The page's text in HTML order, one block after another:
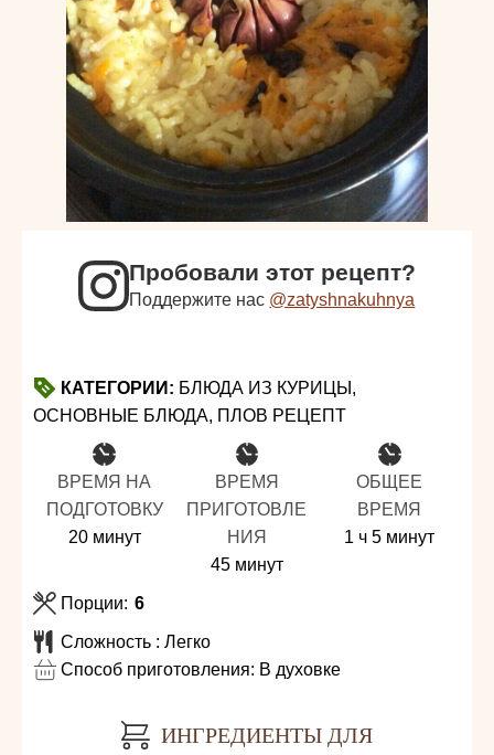
Пробовали этот рецепт?
Поддержите нас @zatyshnakuhnya
КАТЕГОРИИ: БЛЮДА ИЗ КУРИЦЫ,
ОСНОВНЫЕ БЛЮДА, ПЛОВ РЕЦЕПТ
ВРЕМЯ НА
ПОДГОТОВКУ
20минуты
минут
ВРЕМЯ
ПРИГОТОВЛЕ
НИЯ
45минуты
минут
ОБЩЕЕ
ВРЕМЯ
1 час
ч 5минуты
минут
Порции: 6
Сложность : Легко
Способ приготовления: В духовке
ИНГРЕДИЕНТЫ ДЛЯ